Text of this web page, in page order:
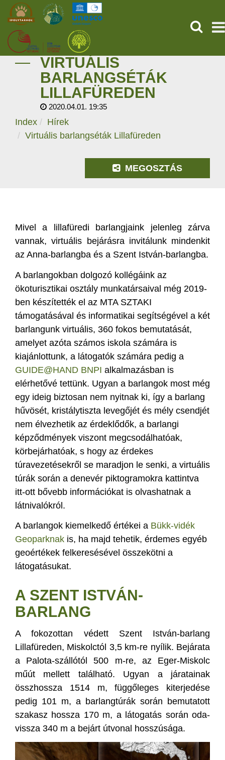
KEZDŐOLDAL
ŐSVILÁGI POMPEJI
SZOLGÁLTATÁSOK
VIRTUÁLIS
BARLANGSÉTÁK
LILLAFÜREDEN
2020.04.01. 19:35
Index
Hírek
Virtuális barlangséták Lillafüreden
MEGOSZTÁS
Mivel a lillafüredi barlangjaink jelenleg zárva
vannak, virtuális bejárásra invitálunk mindenkit
az Anna-barlangba és a Szent István-barlangba.
A barlangokban dolgozó kollégáink az
ökoturisztikai osztály munkatársaival még 2019-
ben készítették el az MTA SZTAKI
támogatásával és informatikai segítségével a két
barlangunk virtuális, 360 fokos bemutatását,
amelyet azóta számos iskola számára is
kiajánlottunk, a látogatók számára pedig a
GUIDE@HAND BNPI alkalmazásban is
elérhetővé tettünk. Ugyan a barlangok most még
egy ideig biztosan nem nyitnak ki, így a barlang
hűvösét, kristálytiszta levegőjét és mély csendjét
nem élvezhetik az érdeklődők, a barlangi
képződmények viszont megcsodálhatóak,
körbejárhatóak, s hogy az érdekes
túravezetésekről se maradjon le senki, a virtuális
túrák során a denevér piktogramokra kattintva
itt-ott bővebb információkat is olvashatnak a
látnivalókról.
A barlangok kiemelkedő értékei a Bükk-vidék
Geoparknak is, ha majd tehetik, érdemes egyéb
geoértékek felkeresésével összekötni a
látogatásukat.
A SZENT ISTVÁN-
BARLANG
A fokozottan védett Szent István-barlang
Lillafüreden, Miskolctól 3,5 km-re nyílik. Bejárata
a Palota-szállótól 500 m-re, az Eger-Miskolc
műút mellett található. Ugyan a járatainak
összhossza 1514 m, függőleges kiterjedése
pedig 101 m, a barlangtúrák során bemutatott
szakasz hossza 170 m, a látogatás során oda-
vissza 340 m a bejárt útvonal hosszúsága.